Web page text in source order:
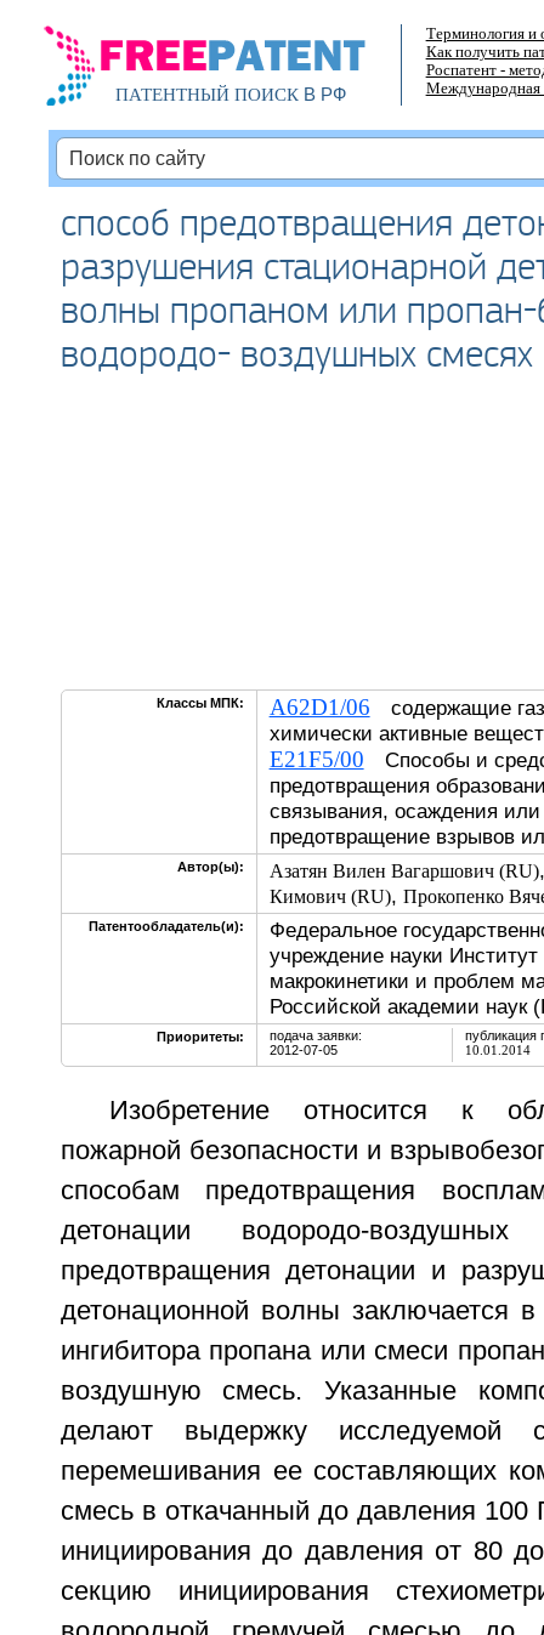
ПАТЕНТНЫЙ ПОИСКВ РФ
Терминология и
Как получить
Роспатент -
Международная
способ предотвращения
разрушения стационарной
волны пропаном или пропан-
водородо- воздушных смесях
Классы МПК: A62D1/06 содержащие
химически активные
E21F5/00 Способы и
предотвращения
связывания, осаждения
предотвращение взрывов
Автор(ы): Азатян Вилен Вагаршович (RU)
Кимович (RU), Прокопенко
Патентообладатель(и):
Федеральное
учреждение науки Институт
макрокинетики и проблем
Российской академии наук
Приоритеты:
подача заявки:
2012-07-05
публикация
10.01.2014
Изобретение относится к
пожарной безопасности и
способам предотвращения
детонации водородо-
предотвращения детонации и
детонационной волны заключается
ингибитора пропана или смеси
воздушную смесь. Указанные
делают выдержку исследуемой
перемешивания ее составляющих
смесь в откачанный до давления 100
инициирования до давления от 80
секцию инициирования